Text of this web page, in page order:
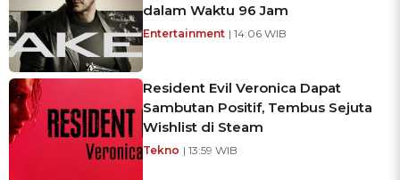
dalam Waktu 96 Jam
Entertainment | 14:06 WIB
Resident Evil Veronica Dapat
Sambutan Positif, Tembus Sejuta
Wishlist di Steam
Tekno | 13:59 WIB